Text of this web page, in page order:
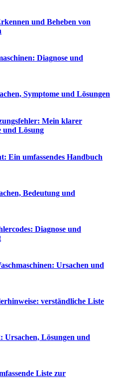
und Beheben von
Diagnose und
Symptome und Lösungen
Mein klarer
und Lösung
Ein umfassendes Handbuch
Bedeutung und
Diagnose und
Ursachen und
verständliche Liste
Ursachen, Lösungen und
Liste zur